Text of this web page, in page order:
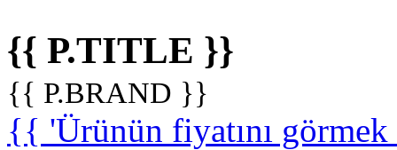
{{ P.TITLE }}
{{ P.BRAND }}
{{ 'Ürünün fiyatını